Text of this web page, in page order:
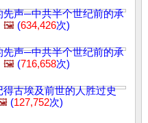
先声─中共半个世纪前的承
🖼️ (634,426次)
先声─中共半个世纪前的承
🖼️ (716,658次)
得古埃及前世的人胜过史
(127,752次)